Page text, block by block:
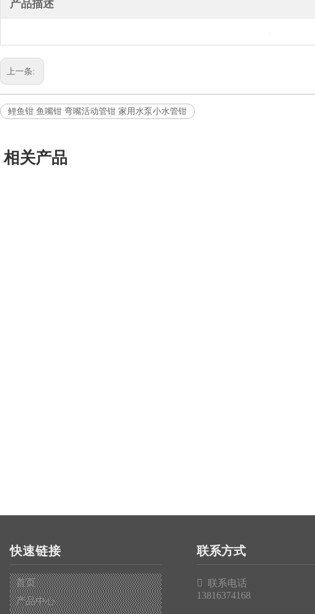
产品描述
上一条:
鲤鱼钳 鱼嘴钳 弯嘴活动管钳 家用水泵小水管钳
相关产品
快速链接
首页
产品中心
联系方式

联系电话
13816374168